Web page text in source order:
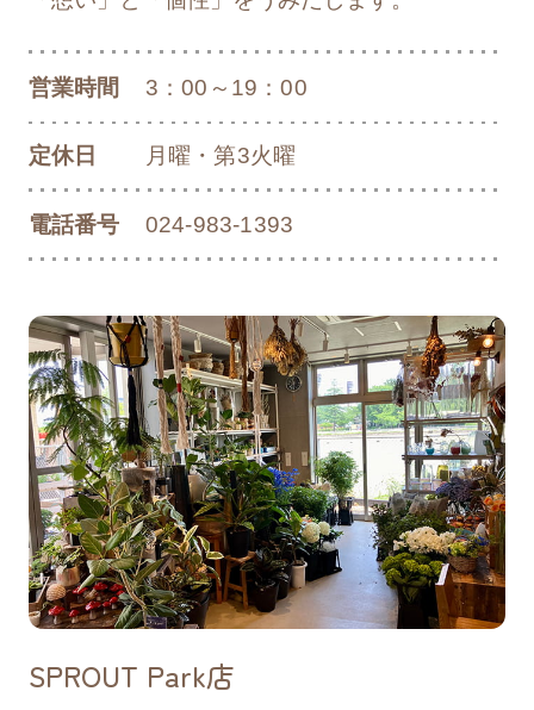
知らせ
2025/05/19 リリース
らせ
2025/05/12 リリース
「第3回 足の8020ウォーキング」開催のお
知らせ
2025/04/28 リリース
「開成山パークフェス2025」開催のお知
らせ
営業時間 3：00～19：00
定休日 月曜・第3火曜
電話番号 024-983-1393
SPROUT Park店